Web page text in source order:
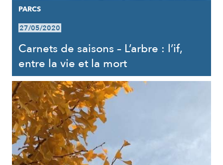
PARCS
27/05/2020
Carnets de saisons – L’arbre : l’if,
entre la vie et la mort